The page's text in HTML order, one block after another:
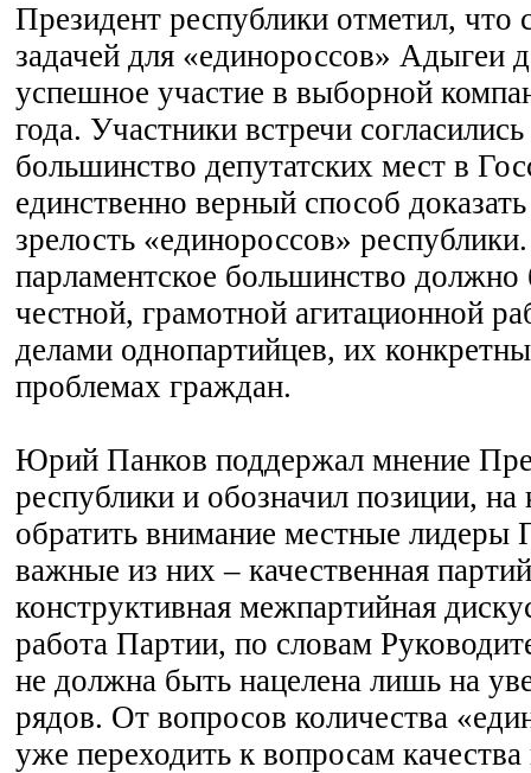
Президент республики отметил, что
задачей для «единороссов» Адыгеи
успешное участие в выборной
года. Участники встречи
большинство депутатских мест в
единственно верный способ
зрелость «единороссов»
парламентское большинство должно
честной, грамотной агитационной
делами однопартийцев, их
проблемах граждан.
Юрий Панков поддержал мнение
республики и обозначил позиции,
обратить внимание местные
важные из них – качественная
конструктивная межпартийная
работа Партии, по словам
не должна быть нацелена лишь на
рядов. От вопросов количества
уже переходить к вопросам